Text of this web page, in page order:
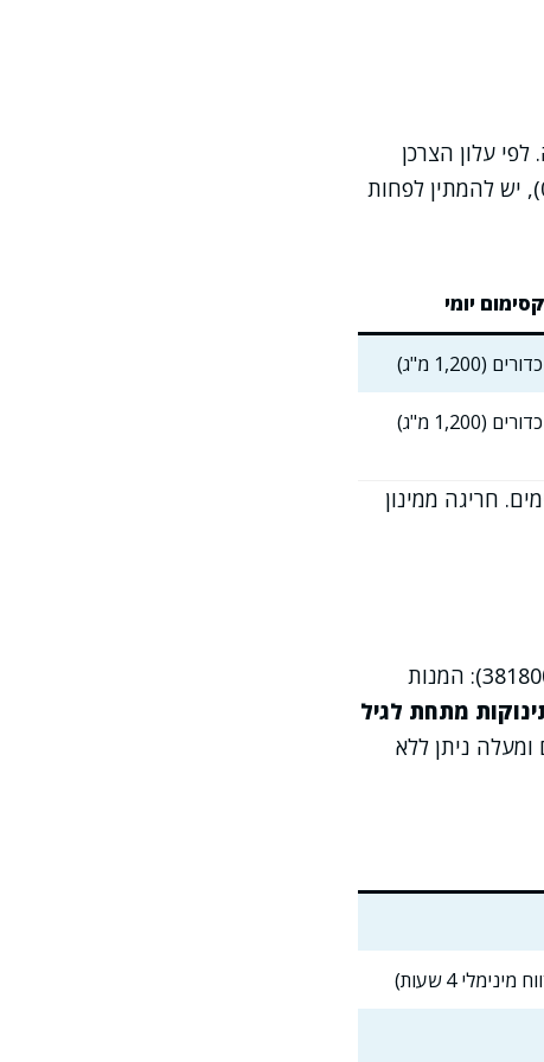
עלון הצרכן
הרשמי של נורופן/אדוויל 200 מ"ג (משרד הבריאות, מס' רישום 132 32 31025 00), יש להמתין לפחות
יומי
במקרים מסוימים. חריגה ממינון
(משרד הבריאות, מס' רישום 381800622): המנות
מתחת לגיל
ומעלה ניתן ללא